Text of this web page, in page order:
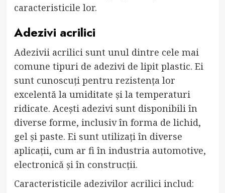
caracteristicile lor.
Adezivi acrilici
Adezivii acrilici sunt unul dintre cele mai
comune tipuri de adezivi de lipit plastic. Ei
sunt cunoscuți pentru rezistența lor
excelentă la umiditate și la temperaturi
ridicate. Acești adezivi sunt disponibili în
diverse forme, inclusiv în forma de lichid,
gel și paste. Ei sunt utilizați în diverse
aplicații, cum ar fi în industria automotive,
electronică și în construcții.
Caracteristicile adezivilor acrilici includ: